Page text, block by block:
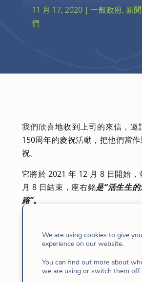
11 月 17, 2020| 一般政府, 新聞
們
我們欣喜地收到上司的來信，邀
150周年的慶祝活動，把他們當
祝。
它將於 2021 年 12 月 8 日開始
月 8 日結束，座右銘是“活生生
路”。
會，讓主為我們的轉變而努力，
幾乎作為祈禱，她講述了耶穌的
We are using cookies to give
experience on our website.
You can find out more about
we are using or switch them off